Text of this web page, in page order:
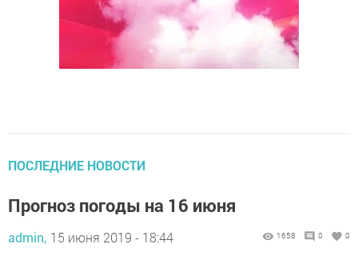
ПОСЛЕДНИЕ НОВОСТИ
Прогноз погоды на 16 июня
admin, 15 июня 2019 - 18:44 1658 0 0